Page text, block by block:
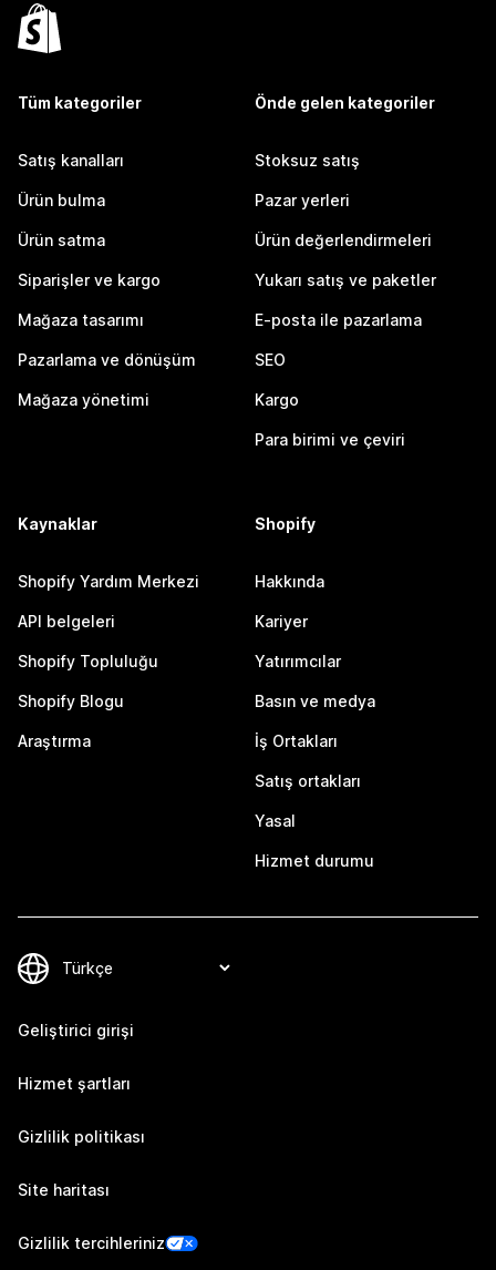
Tüm kategoriler
Satış kanalları
Ürün bulma
Ürün satma
Siparişler ve kargo
Mağaza tasarımı
Pazarlama ve dönüşüm
Mağaza yönetimi
Önde gelen kategoriler
Stoksuz satış
Pazar yerleri
Ürün değerlendirmeleri
Yukarı satış ve paketler
E-posta ile pazarlama
SEO
Kargo
Para birimi ve çeviri
Kaynaklar
Shopify Yardım Merkezi
API belgeleri
Shopify Topluluğu
Shopify Blogu
Araştırma
Shopify
Hakkında
Kariyer
Yatırımcılar
Basın ve medya
İş Ortakları
Satış ortakları
Yasal
Hizmet durumu
Geliştirici girişi
Hizmet şartları
Gizlilik politikası
Site haritası
Gizlilik tercihleriniz